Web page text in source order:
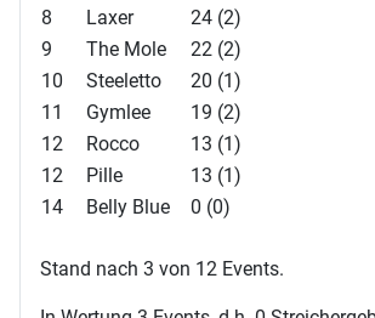
8
Laxer
24 (2)
9
The Mole
22 (2)
10
Steeletto
20 (1)
11
Gymlee
19 (2)
12
Rocco
13 (1)
12
Pille
13 (1)
14
Belly Blue 0 (0)
Stand nach 3 von 12 Events.